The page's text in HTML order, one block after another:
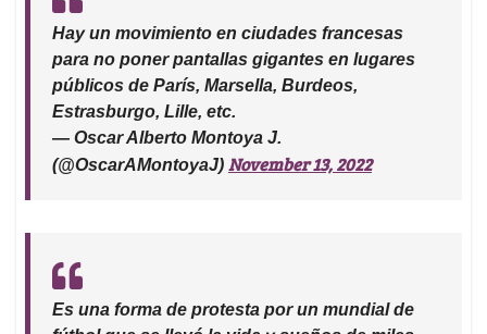
Hay un movimiento en ciudades francesas
para no poner pantallas gigantes en lugares
públicos de París, Marsella, Burdeos,
Estrasburgo, Lille, etc.
— Oscar Alberto Montoya J.
(@OscarAMontoyaJ) November 13, 2022
Es una forma de protesta por un mundial de